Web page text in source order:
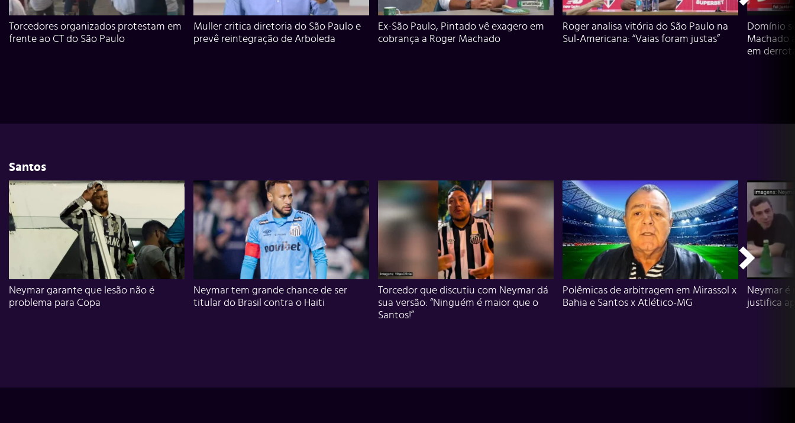
Torcedores organizados protestam em
frente ao CT do São Paulo
Muller critica diretoria do São Paulo e
prevê reintegração de Arboleda
Ex-São Paulo, Pintado vê exagero em
cobrança a Roger Machado
Roger analisa vitória do São Paulo na
Sul-Americana: “Vaias foram justas”
Domínio
Machado
em
Santos
Neymar garante que lesão não é
problema para Copa
Neymar tem grande chance de ser
titular do Brasil contra o Haiti
Torcedor que discutiu com Neymar dá
sua versão: “Ninguém é maior que o
Santos!”
Polêmicas de arbitragem em Mirassol x
Bahia e Santos x Atlético-MG
Neymar é
justifica